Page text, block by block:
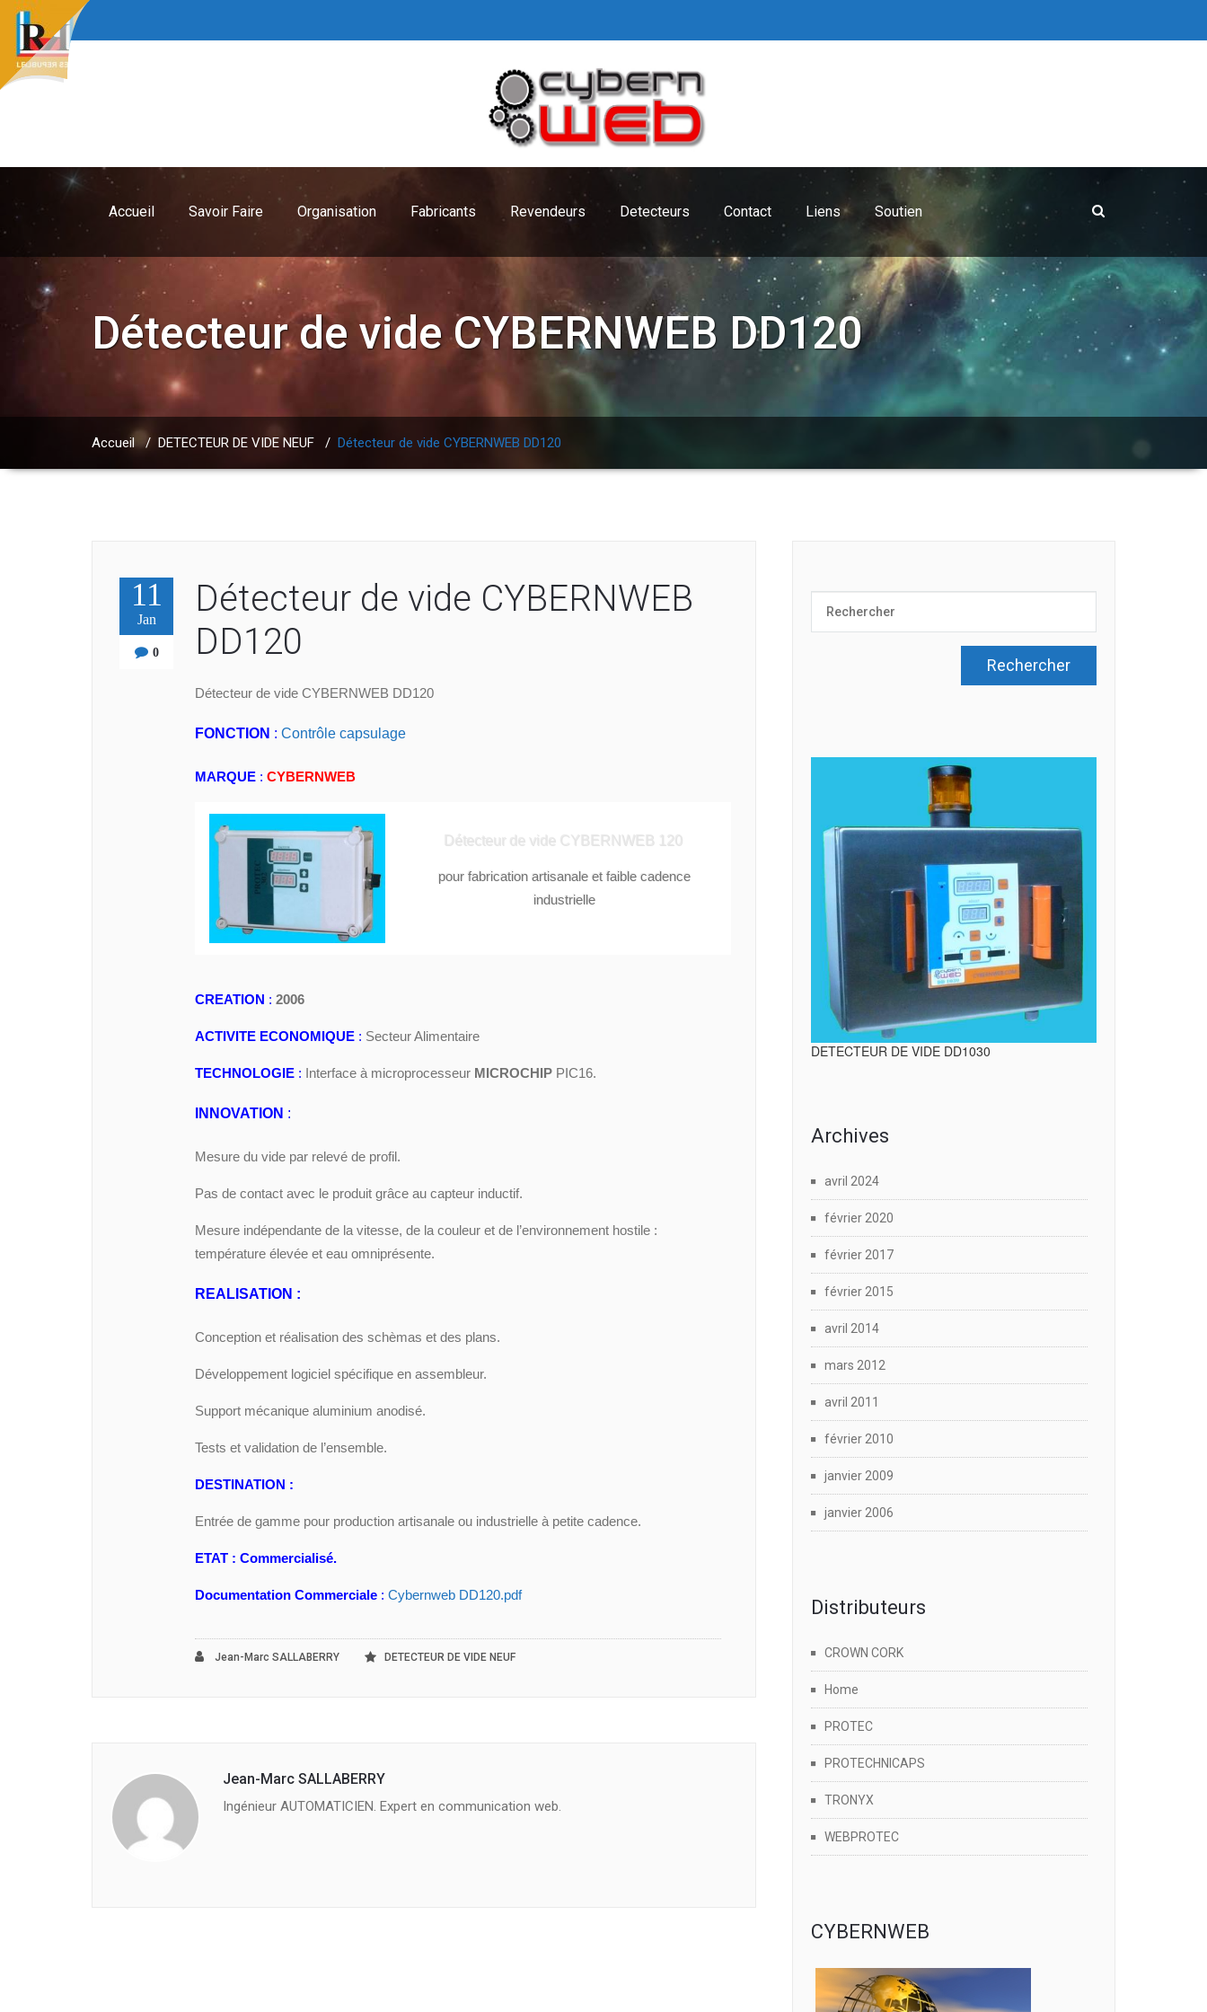
Accueil Savoir Faire Organisation Fabricants Revendeurs Detecteurs Contact Liens Soutien
Détecteur de vide CYBERNWEB DD120
Accueil/ DETECTEUR DE VIDE NEUF / Détecteur de vide CYBERNWEB DD120
11
Jan
0
Détecteur de vide CYBERNWEB
DD120
Détecteur de vide CYBERNWEB DD120
FONCTION : Contrôle capsulage
MARQUE : CYBERNWEB
Détecteur de vide CYBERNWEB 120
pour fabrication artisanale et faible cadence
industrielle
CREATION : 2006
ACTIVITE ECONOMIQUE: Secteur Alimentaire
TECHNOLOGIE: Interface à microprocesseur MICROCHIPPIC16.
INNOVATION :
Mesure du vide par relevé de profil.
Pas de contact avec le produit grâce au capteur inductif.
Mesure indépendante de la vitesse, de la couleur et de l’environnement hostile :
température élevée et eau omniprésente.
REALISATION :
Conception et réalisation des schèmas et des plans.
Développement logiciel spécifique en assembleur.
Support mécanique aluminium anodisé.
Tests et validation de l’ensemble.
DESTINATION :
Entrée de gamme pour production artisanale ou industrielle à petite cadence.
ETAT : Commercialisé.
Documentation Commerciale : Cybernweb DD120.pdf
Jean-Marc SALLABERRY DETECTEUR DE VIDE NEUF
Jean-Marc SALLABERRY
Ingénieur AUTOMATICIEN. Expert en communication web.
DETECTEUR DE VIDE DD1030
Archives
avril 2024
février 2020
février 2017
février 2015
avril 2014
mars 2012
avril 2011
février 2010
janvier 2009
janvier 2006
Distributeurs
CROWN CORK
Home
PROTEC
PROTECHNICAPS
TRONYX
WEBPROTEC
CYBERNWEB